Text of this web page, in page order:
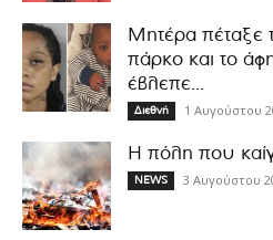
Μητέρα πέταξε
πάρκο και το
έβλεπε...
Διεθνή 1 Αυγούστου
Η πόλη που
NEWS 3 Αυγούστου